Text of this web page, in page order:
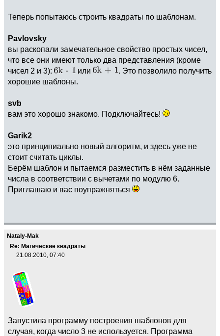
Теперь попытаюсь строить квадраты по шаблонам.
Pavlovsky
вы раскопали замечательное свойство простых чисел,
что все они имеют только два представления (кроме
чисел 2 и 3):
или
. Это позволило получить
хорошие шаблоны.
svb
вам это хорошо знакомо. Подключайтесь!
Garik2
это принципиально новый алгоритм, и здесь уже не
стоит считать циклы.
Берём шаблон и пытаемся разместить в нём заданные
числа в соответствии с вычетами по модулю 6.
Приглашаю и вас поупражняться
Nataly-Mak
Re: Магические квадраты
21.08.2010, 07:40
Запустила программу построения шаблонов для
случая, когда число 3 не используется. Программа